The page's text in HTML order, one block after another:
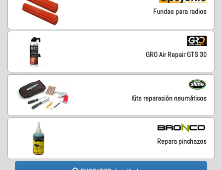
Fundas para radios
GRO Air Repair GTS 30
Kits reparación neumáticos
Repara pinchazos